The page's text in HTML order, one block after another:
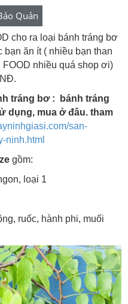
Quản
cho ra loại bánh tráng bơ
ăn ít ( nhiều bạn than
nhiều quá shop ơi)
tráng bơ : bánh tráng
dụng, mua ở đâu. tham
san-
ninh.html
gồm:
loại 1
ruốc, hành phi, muối